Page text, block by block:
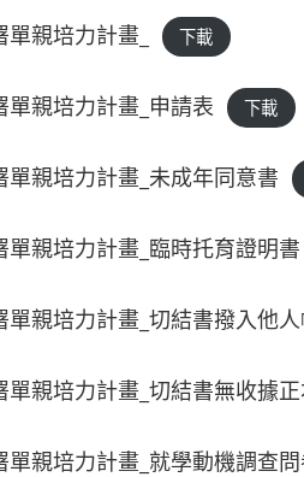
親培力計畫_ 下載
親培力計畫_申請表 下載
親培力計畫_未成年同意書
親培力計畫_臨時托育證明書
親培力計畫_切結書撥入他人
親培力計畫_切結書無收據
親培力計畫_就學動機調查